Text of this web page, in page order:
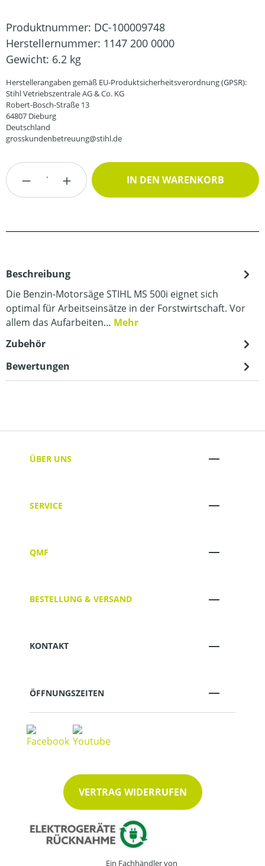
Produktnummer: DC-100009748
Herstellernummer: 1147 200 0000
Gewicht: 6.2 kg
Herstellerangaben gemäß EU-Produktsicherheitsverordnung (GPSR):
Stihl Vetriebszentrale AG & Co. KG
Robert-Bosch-Straße 13
64807 Dieburg
Deutschland
grosskundenbetreuung@stihl.de
Produkt Anzahl: Gib den gewünschten
IN DEN WARENKORB
Beschreibung
Die Benzin-Motorsäge STIHL MS 500i eignet sich
optimal für Arbeitseinsätze in der Forstwirtschaft. Vor
allem das Aufarbeiten… Mehr
Zubehör
Bewertungen
ÜBER UNS
SERVICE
QMF
BESTELLUNG & VERSAND
KONTAKT
ÖFFNUNGSZEITEN
VERTRAG WIDERRUFEN
Ein Fachhändler von